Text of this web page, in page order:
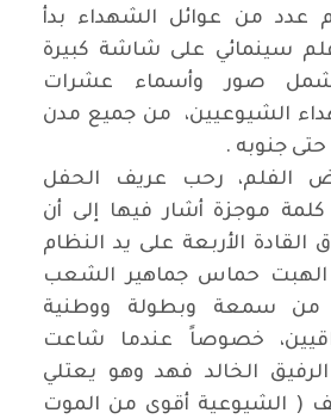
عدد من عوائل الشهداء بدأ
سينمائي على شاشة كبيرة
صور وأسماء عشرات
الشيوعيين، من جميع مدن
جنوبه .
الفلم، رحب عريف الحفل
موجزة أشار فيها إلى أن
القادة الأربعة على يد النظام
الهبت حماس جماهير الشعب
من سمعة وبطولة ووطنية
خصوصاً عندما شاعت
الخالد فهد وهو يعتلي
( الشيوعية أقوى من الموت